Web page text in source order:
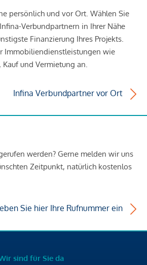
persönlich und vor Ort. Wählen Sie
Verbundpartnern in Ihrer Nähe
Finanzierung Ihres Projekts.
Immobiliendienstleistungen wie
Kauf und Vermietung an.
Infina Verbundpartner vor Ort
werden? Gerne melden wir uns
Zeitpunkt, natürlich kostenlos
Sie hier Ihre Rufnummer ein
sind für Sie da